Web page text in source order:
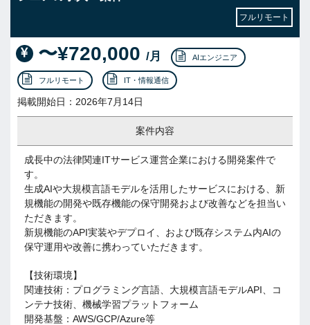
フルリモート
〜¥720,000 /月 AIエンジニア
フルリモート IT・情報通信
掲載開始日：2026年7月14日
案件内容
成長中の法律関連ITサービス運営企業における開発案件で
す。
生成AIや大規模言語モデルを活用したサービスにおける、新
規機能の開発や既存機能の保守開発および改善などを担当い
ただきます。
新規機能のAPI実装やデプロイ、および既存システム内AIの
保守運用や改善に携わっていただきます。
【技術環境】
関連技術：プログラミング言語、大規模言語モデルAPI、コ
ンテナ技術、機械学習プラットフォーム
開発基盤：AWS/GCP/Azure等